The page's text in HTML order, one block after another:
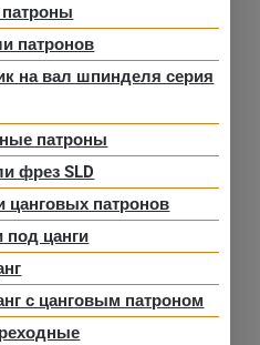
патронов
на вал шпинделя серия
патроны
фрез SLD
цанговых патронов
под цанги
с цанговым патроном